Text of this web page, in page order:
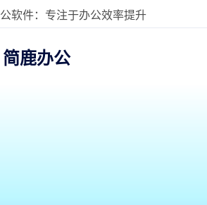
软件：专注于办公效率提升
简鹿办公